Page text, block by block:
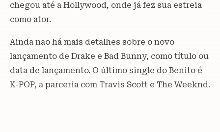
chegou até a Hollywood, onde já fez sua estreia
como ator.
Ainda não há mais detalhes sobre o novo
lançamento de Drake e Bad Bunny, como título ou
data de lançamento. O último single do Benito é
K-POP, a parceria com Travis Scott e The Weeknd.